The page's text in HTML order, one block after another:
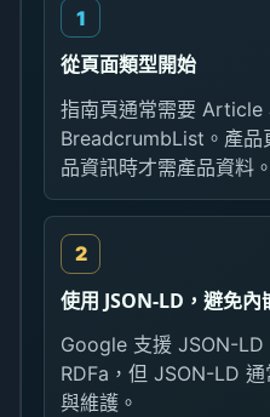
從頁面類型開始
指南頁通常需要 Article
BreadcrumbList。產品
品資訊時才需產品資料。
使用 JSON-LD，避免內
Google 支援 JSON-
RDFa，但 JSON-LD
與維護。